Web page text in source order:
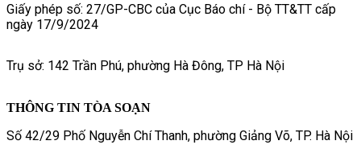
Giấy phép số: 27/GP-CBC của Cục Báo chí - Bộ TT&TT cấp
ngày 17/9/2024
Trụ sở: 142 Trần Phú, phường Hà Đông, TP Hà Nội
THÔNG TIN TÒA SOẠN
Số 42/29 Phố Nguyễn Chí Thanh, phường Giảng Võ, TP. Hà Nội